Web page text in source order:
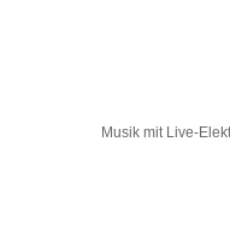
Musik mit Live-